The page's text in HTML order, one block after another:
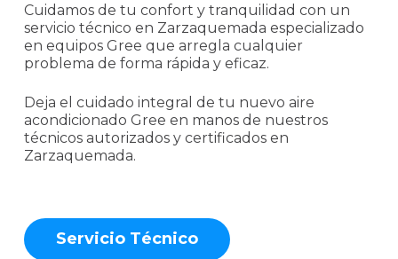
Cuidamos de tu confort y tranquilidad con un
servicio técnico en Zarzaquemada especializado
en equipos Gree que arregla cualquier
problema de forma rápida y eficaz.
Deja el cuidado integral de tu nuevo aire
acondicionado Gree en manos de nuestros
técnicos autorizados y certificados en
Zarzaquemada.
Servicio Técnico